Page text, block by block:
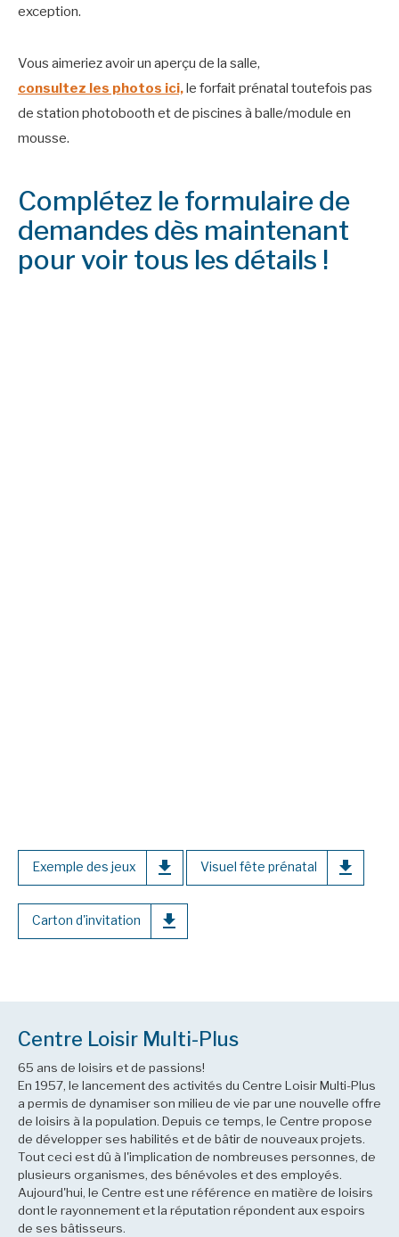
exception.
Vous aimeriez avoir un aperçu de la salle,
consultez les photos ici,le forfait prénatal toutefois pas
de station photobooth et de piscines à balle/module en
mousse.
Complétez le formulaire de
demandes dès maintenant
pour voir tous les détails !
Exemple des jeux Visuel fête prénatal
Carton d'invitation
Centre Loisir Multi-Plus
65 ans de loisirs et de passions!
En 1957, le lancement des activités du Centre Loisir Multi-Plus
a permis de dynamiser son milieu de vie par une nouvelle offre
de loisirs à la population. Depuis ce temps, le Centre propose
de développer ses habilités et de bâtir de nouveaux projets.
Tout ceci est dû à l'implication de nombreuses personnes, de
plusieurs organismes, des bénévoles et des employés.
Aujourd'hui, le Centre est une référence en matière de loisirs
dont le rayonnement et la réputation répondent aux espoirs
de ses bâtisseurs.